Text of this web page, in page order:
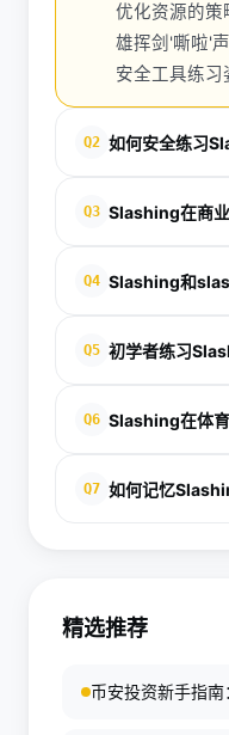
优化资源的策
雄挥剑'嘶啦'
安全工具练习
Q2 如何安全练习
具，选择宽敞场地
阶用软目标模拟。避
自卫或木工训练，确
Q3 Slashing在商业
成本或价格，提升
控。用Excel追踪节
务自由。结合App工
Q4 Slashing和
减'或斜线符号/；
大幅削减'。[2][3] 例
分法：s+lash+ing，
Q5 初学者练习
基础姿势与挥砍；3
关键是坚持与自查，
Q6 Slashing在体育
如'wild slash at the
Q7 如何记忆
读/ˈslæʃɪŋ/，结合实
精选推荐
币安投资新手指